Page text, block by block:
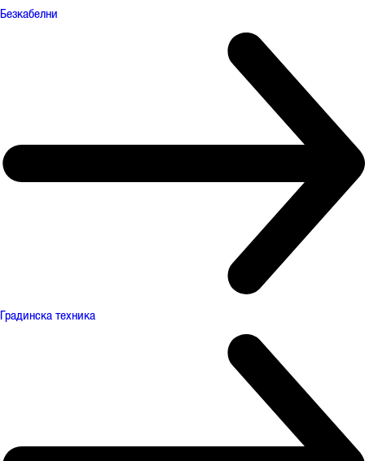
Безкабелни
Градинска техника